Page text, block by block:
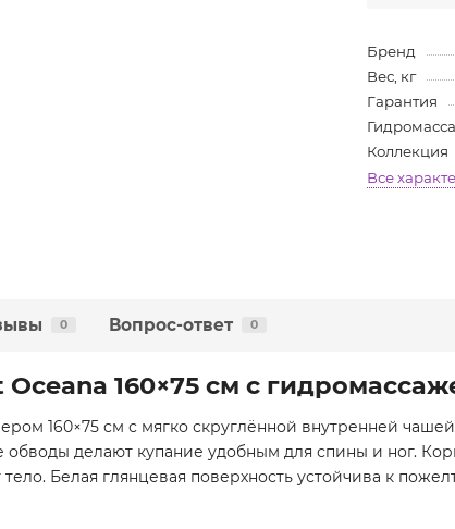
Бренд
Вес, кг
Гарантия
Коллекция
Все
0 Вопрос-ответ 0
160×75 см с
160×75 см с мягко скруглённой внутренней
делают купание удобным для спины и ног.
Белая глянцевая поверхность устойчива к